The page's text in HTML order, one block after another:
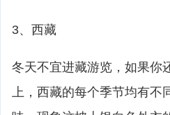
3、西藏
冬天不宜进藏游览，如果你
上，西藏的每个季节均有不